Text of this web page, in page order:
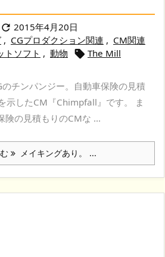
 2015年4月20日
, CGプロダクション関連 , CM関連
トソフト , 動物  The Mill
チンパンジー。自動車保険の見積
示したCM『Chimpfall』です。 ま
険の見積もりのCMな ...
メイキングあり。 ...